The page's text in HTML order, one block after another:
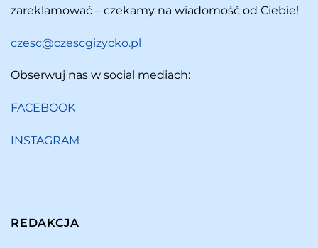
zareklamować – czekamy na wiadomość od Ciebie!
czesc@czescgizycko.pl
Obserwuj nas w social mediach:
FACEBOOK
INSTAGRAM
REDAKCJA